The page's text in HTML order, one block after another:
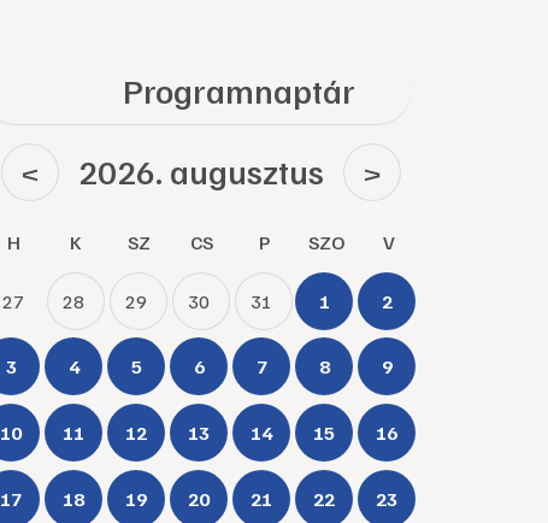
Programnaptár
< 2026. augusztus >
H K SZ CS P SZO V
27 28 29 30 31 1 2
3 4 5 6 7 8 9
10 11 12 13 14 15 16
17 18 19 20 21 22 23